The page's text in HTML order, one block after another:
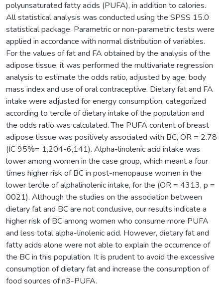
polyunsaturated fatty acids (PUFA), in addition to calories.
All statistical analysis was conducted using the SPSS 15.0
statistical package. Parametric or non-parametric tests were
applied in accordance with normal distribution of variables.
For the values of fat and FA obtained by the analysis of the
adipose tissue, it was performed the multivariate regression
analysis to estimate the odds ratio, adjusted by age, body
mass index and use of oral contraceptive. Dietary fat and FA
intake were adjusted for energy consumption, categorized
according to tercile of dietary intake of the population and
the odds ratio was calculated. The PUFA content of breast
adipose tissue was positively associated with BC, OR = 2.78
(IC 95%= 1,204-6,141). Alpha-linolenic acid intake was
lower among women in the case group, which meant a four
times higher risk of BC in post-menopause women in the
lower tercile of alphalinolenic intake, for the (OR = 4313, p =
0021). Although the studies on the association between
dietary fat and BC are not conclusive, our results indicate a
higher risk of BC among women who consume more PUFA
and less total alpha-linolenic acid. However, dietary fat and
fatty acids alone were not able to explain the occurrence of
the BC in this population. It is prudent to avoid the excessive
consumption of dietary fat and increase the consumption of
food sources of n3-PUFA.